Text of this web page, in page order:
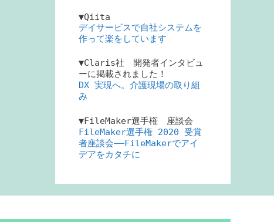
▼Qiita
デイサービスで自社システムを
作って楽をしています
▼Claris社 開発者インタビュ
ーに掲載されました！
DX 実現へ。介護現場の取り組
み
▼FileMaker選手権 座談会
FileMaker選手権 2020 受賞
者座談会――FileMakerでアイ
デアをカタチに